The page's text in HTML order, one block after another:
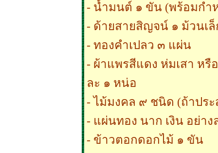
- น้ำมนต์ ๑ ขัน (พร้อมกำ
- ด้ายสายสิญจน์ ๑ ม้วนเ
- ทองคำเปลว ๓ แผ่น
- ผ้าแพรสีแดง ห่มเสา ห
ละ ๑ หน่อ
- ไม้มงคล ๙ ชนิด (ถ้าปร
- แผ่นทอง นาก เงิน อย่า
- ข้าวตอกดอกไม้ ๑ ขัน